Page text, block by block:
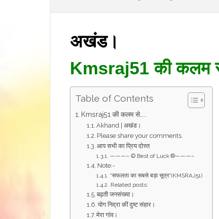
अखंड।
Kmsraj51 की
Table of Contents
Kmsraj51 की कलम से…..
Akhand | अखंड।
Please share your comments.
आप सभी का प्रिय दोस्त
———– © Best of Luck ®———–
Note:-
“सफलता का सबसे बड़ा सूत्र”(KMSRAJ51)
Related posts:
बढ़ती जनसंख्या।
योग निद्रा कीं दुष्ट संहार।
मेरा गांव।